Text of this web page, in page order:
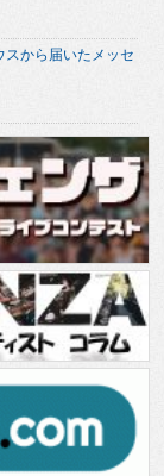
から届いたメッセ